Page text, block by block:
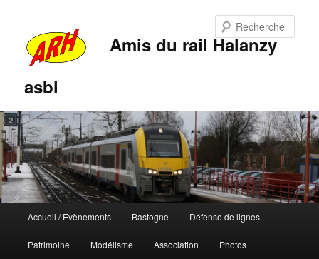
Amis du rail Halanzy
asbl
principal
Aller
au
Aller
au
Accueil / Evènements Bastogne Défense de lignes
Patrimoine Modélisme Association Photos